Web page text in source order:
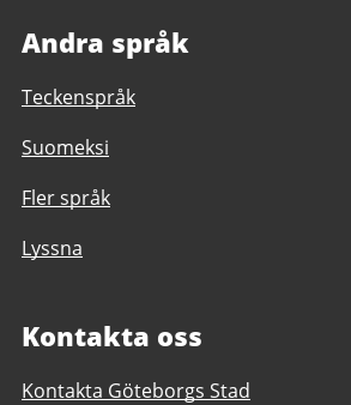
Andra språk
Teckenspråk
Suomeksi
Fler språk
Lyssna
Kontakta oss
Kontakta Göteborgs Stad